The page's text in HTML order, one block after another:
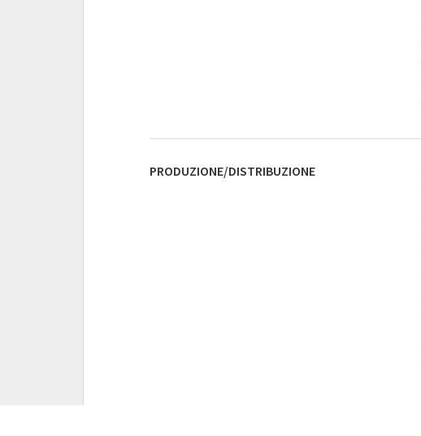
PRODUZIONE/DISTRIBUZIONE